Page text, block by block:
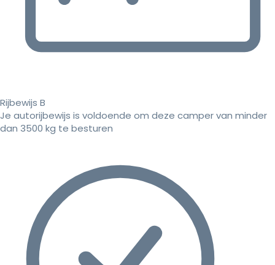
Rijbewijs B
Je autorijbewijs is voldoende om deze camper van minder
dan 3500 kg te besturen